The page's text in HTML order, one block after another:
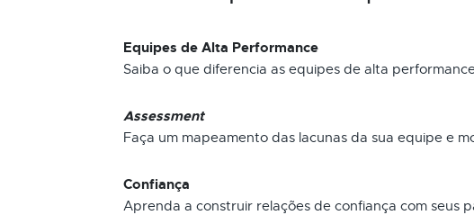
Equipes de Alta Performance
Saiba o que diferencia as equipes de alta
Assessment
Faça um mapeamento das lacunas da sua equipe e
Confiança
Aprenda a construir relações de confiança com seus